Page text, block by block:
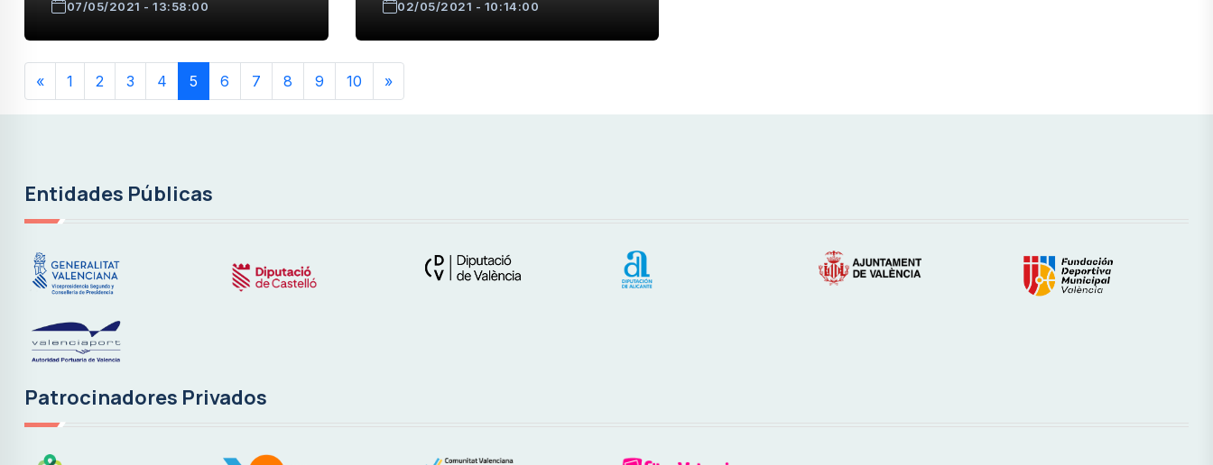
07/05/2021 - 13:58:00 02/05/2021 - 10:14:00
« 1 2 3 4 5 6 7 8 9 10 »
Entidades Públicas
Patrocinadores Privados